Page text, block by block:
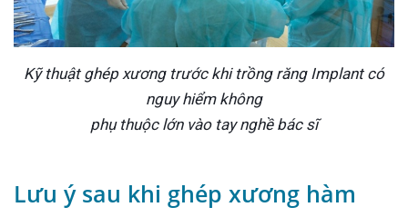
Kỹ thuật ghép xương trước khi trồng răng Implant có
nguy hiểm không
phụ thuộc lớn vào tay nghề bác sĩ
Lưu ý sau khi ghép xương hàm